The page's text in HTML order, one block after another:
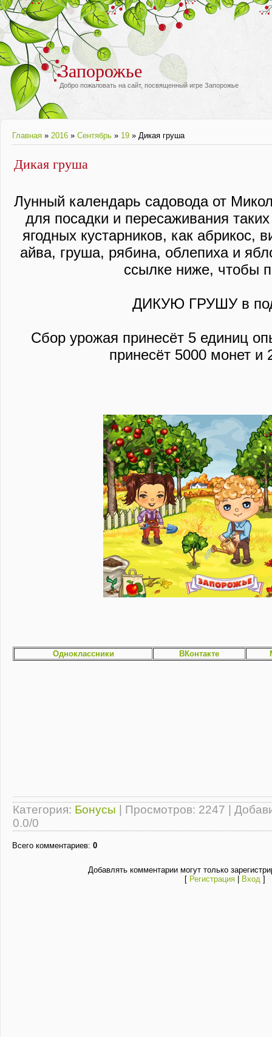
Запорожье
Добро пожаловать на сайт, посвященный игре Запорожье
Главная » 2016 » Сентябрь » 19 » Дикая груша
Дикая груша
Лунный календарь садовода от
для посадки и пересаживания
ягодных кустарников, как абрикос,
айва, груша, рябина, облепиха и
ссылке ниже, чтобы
ДИКУЮ ГРУШУ в
Сбор урожая принесёт 5 единиц
принесёт 5000 монет и
Одноклассники ВКонтакте
Категория: Бонусы Просмотров: 2247 |
0.0/0
Всего комментариев: 0
Добавлять комментарии могут только
[ Регистрация| Вход]